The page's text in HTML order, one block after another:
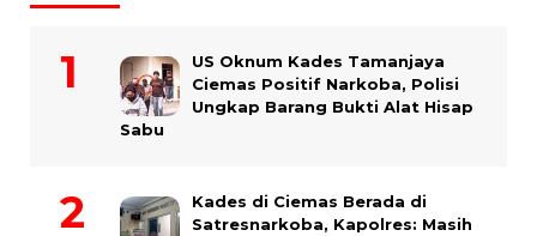
US Oknum Kades Tamanjaya
Ciemas Positif Narkoba, Polisi
Ungkap Barang Bukti Alat Hisap
Sabu
Kades di Ciemas Berada di
Satresnarkoba, Kapolres: Masih